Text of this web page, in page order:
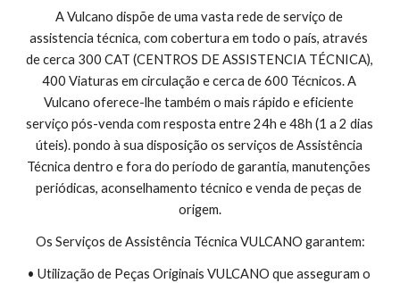
A Vulcano dispõe de uma vasta rede de serviço de
assistencia técnica, com cobertura em todo o país, através
de cerca 300 CAT (CENTROS DE ASSISTENCIA TÉCNICA),
400 Viaturas em circulação e cerca de 600 Técnicos. A
Vulcano oferece-lhe também o mais rápido e eficiente
serviço pós-venda com resposta entre 24h e 48h (1 a 2 dias
úteis). pondo à sua disposição os serviços de Assistência
Técnica dentro e fora do período de garantia, manutenções
periódicas, aconselhamento técnico e venda de peças de
origem.
Os Serviços de Assistência Técnica VULCANO garantem:
• Utilização de Peças Originais VULCANO que asseguram o